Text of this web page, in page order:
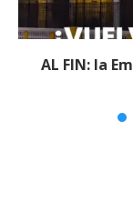
AL FIN: la